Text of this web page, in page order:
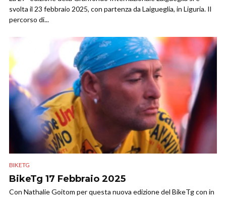
svolta il 23 febbraio 2025, con partenza da Laigueglia, in Liguria. Il
percorso di...
BIKETG
BikeTg 17 Febbraio 2025
Con Nathalie Goitom per questa nuova edizione del BikeTg con in